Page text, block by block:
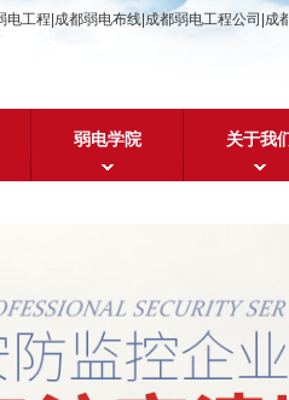
电工程|成都弱电布线|成都弱电工程公司|成
弱电学院 关于我